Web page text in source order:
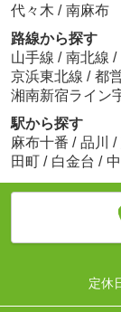
代々木 / 南麻布
路線から探す
山手線 / 南北線 /
京浜東北線 / 都
湘南新宿ライン
駅から探す
麻布十番 / 品川 /
田町 / 白金台 /
定休